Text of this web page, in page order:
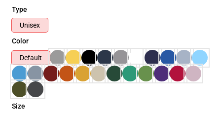
Type
Unisex
Color
Default
Size